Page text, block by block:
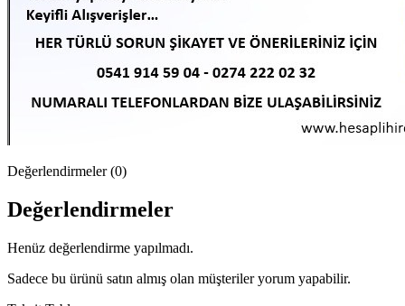
Değerlendirmeler (0)
Değerlendirmeler
Henüz değerlendirme yapılmadı.
Sadece bu ürünü satın almış olan müşteriler yorum yapabilir.